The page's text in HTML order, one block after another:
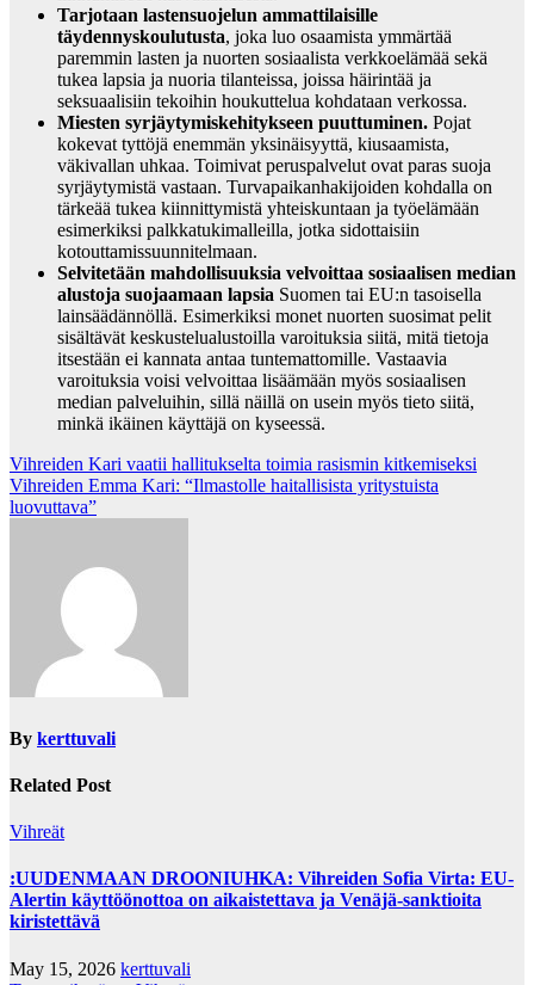
Tarjotaan lastensuojelun ammattilaisille
täydennyskoulutusta, joka luo osaamista ymmärtää
paremmin lasten ja nuorten sosiaalista verkkoelämää sekä
tukea lapsia ja nuoria tilanteissa, joissa häirintää ja
seksuaalisiin tekoihin houkuttelua kohdataan verkossa.
Miesten syrjäytymiskehitykseen puuttuminen. Pojat
kokevat tyttöjä enemmän yksinäisyyttä, kiusaamista,
väkivallan uhkaa. Toimivat peruspalvelut ovat paras suoja
syrjäytymistä vastaan. Turvapaikanhakijoiden kohdalla on
tärkeää tukea kiinnittymistä yhteiskuntaan ja työelämään
esimerkiksi palkkatukimalleilla, jotka sidottaisiin
kotouttamissuunnitelmaan.
Selvitetään mahdollisuuksia velvoittaa sosiaalisen median
alustoja suojaamaan lapsia Suomen tai EU:n tasoisella
lainsäädännöllä. Esimerkiksi monet nuorten suosimat pelit
sisältävät keskustelualustoilla varoituksia siitä, mitä tietoja
itsestään ei kannata antaa tuntemattomille. Vastaavia
varoituksia voisi velvoittaa lisäämään myös sosiaalisen
median palveluihin, sillä näillä on usein myös tieto siitä,
minkä ikäinen käyttäjä on kyseessä.
Post
navigation
Vihreiden Kari vaatii hallitukselta toimia rasismin kitkemiseksi
Vihreiden Emma Kari: “Ilmastolle haitallisista yritystuista
luovuttava”
By kerttuvali
Related Post
Vihreät
:UUDENMAAN DROONIUHKA: Vihreiden Sofia Virta: EU-
Alertin käyttöönottoa on aikaistettava ja Venäjä-sanktioita
kiristettävä
May 15, 2026 kerttuvali